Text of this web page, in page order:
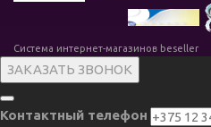
Система интернет-магазинов beseller
ЗАКАЗАТЬ ЗВОНОК
Контактный телефон